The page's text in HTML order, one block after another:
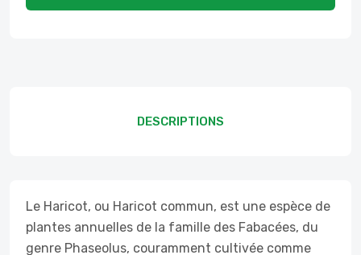
DESCRIPTIONS
Le Haricot, ou Haricot commun, est une espèce de
plantes annuelles de la famille des Fabacées, du
genre Phaseolus, couramment cultivée comme